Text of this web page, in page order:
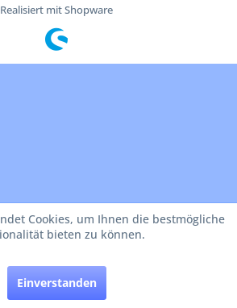
Realisiert mit Shopware
Cookies, um Ihnen die bestmögliche
bieten zu können.
Einverstanden